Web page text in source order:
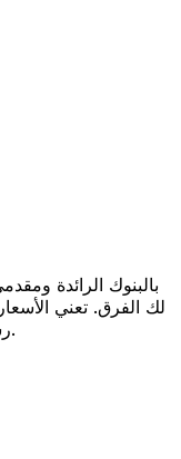
لك الفرق. تعني
رسوم خفية قيمة أكبر على كل عملية تحويل.